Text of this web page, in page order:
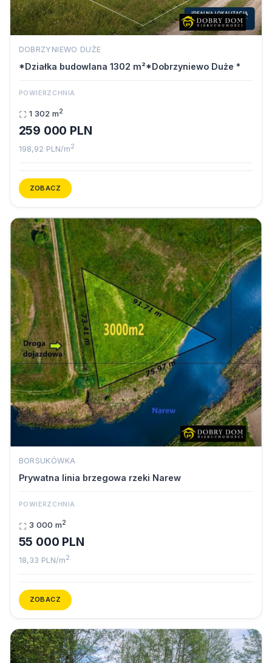
DOBRZYNIEWO DUŻE
*Działka budowlana 1302 m²*Dobrzyniewo Duże *
POWIERZCHNIA
1 302 m2
259 000 PLN
198,92 PLN/m2
ZOBACZ
BORSUKÓWKA
Prywatna linia brzegowa rzeki Narew
POWIERZCHNIA
3 000 m2
55 000 PLN
18,33 PLN/m2
ZOBACZ